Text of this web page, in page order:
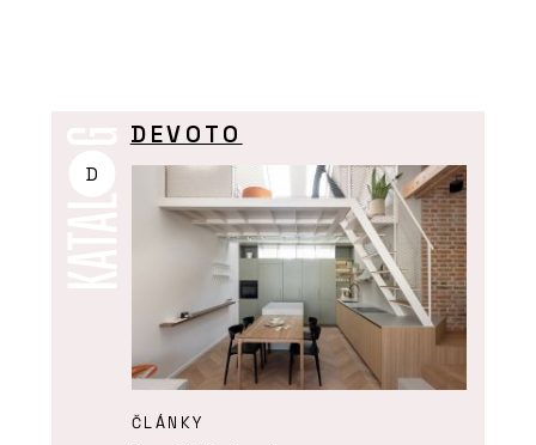
D
DEVOTO
ČLÁNKY